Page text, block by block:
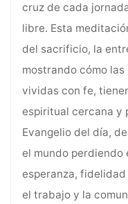
cruz de cada
libre. Esta
del sacrificio, la
mostrando cómo
vividas con fe,
espiritual cercana y
Evangelio del día,
el mundo perdiendo
esperanza,
el trabajo y la